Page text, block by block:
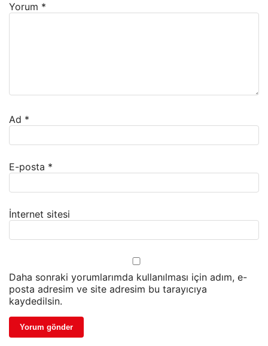
Yorum *
Ad *
E-posta *
İnternet sitesi
Daha sonraki yorumlarımda kullanılması için adım, e-
posta adresim ve site adresim bu tarayıcıya
kaydedilsin.